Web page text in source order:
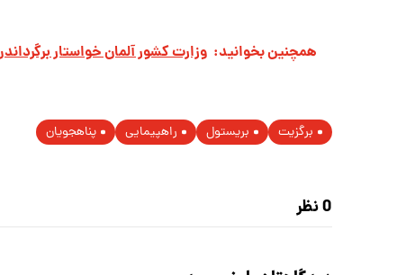
همچنین بخوانید: وزارت کشور آلمان خواستار
برگزیت بریستول راهپیمایی پناهجویان
0 نظر